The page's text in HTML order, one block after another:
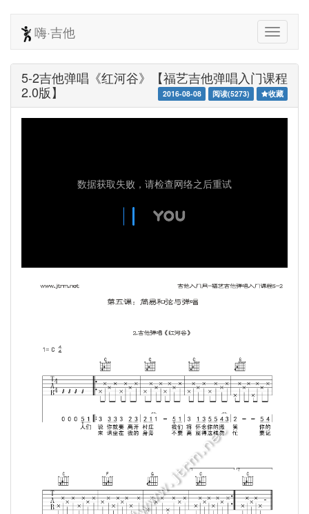
嗨·吉他
5-2吉他弹唱《红河谷》【福艺吉他弹唱入门课程
2.0版】
2016-08-08 阅读(5273) 收藏